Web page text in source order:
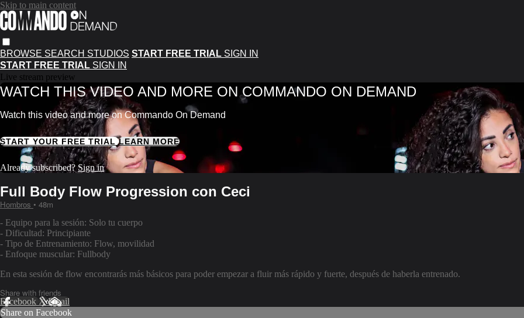
Skip to main content
BROWSE SEARCH STUDIOS START FREE TRIAL SIGN IN
START FREE TRIAL SIGN IN
Live stream preview
WATCH THIS VIDEO AND MORE ON COMMANDO ON DEMAND
Watch this video and more on Commando On Demand
START YOUR FREE TRIALLEARN MORE
Already subscribed?Sign in
Full Body Flow Progression con Ceci
Hombros • 48m
- Equipo para la sesión: Solo tu cuerpo
- Dificultad: Principiante
- Tipo de Entrenamiento: Flow, movilidad
- Enfoque muscular: Fullbody
En esta sesión de flow encontrarás más básicos para poder empezar a fluir más rápido y fuerte, después de haberla entrenado.
Share with friends
Facebook XEmail
Share on Facebook